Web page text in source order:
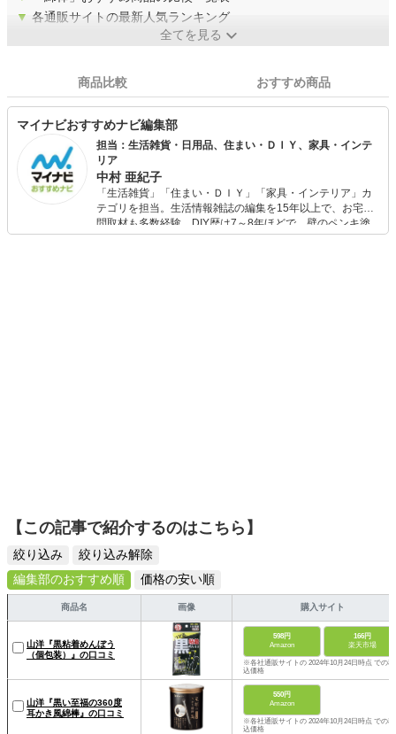
▼ 各通販サイトの最新人気ランキング
全てを見る
商品比較 おすすめ商品
マイナビおすすめナビ編集部
担当：生活雑貨・日用品、住まい・ＤＩＹ、家具・インテ
リア
中村 亜紀子
「生活雑貨」「住まい・ＤＩＹ」「家具・インテリア」カ
テゴリを担当。生活情報雑誌の編集を15年以上で、お宅訪
問取材も多数経験。DIY歴は7～8年ほどで、壁のペンキ塗
りや壁紙チェンジなどもチャレンジ済み。初心者でもモノ
【この記事で紹介するのはこちら】
絞り込み
絞り込み解除
編集部のおすすめ順
価格の安い順
商品名 画像 購入サイト
山洋『黒粘着めんぼう
（個包装）』の口コミ
598円
Amazon
166円
楽天市場
※各社通販サイトの 2024年10月24日時点 での税
込価格
山洋『黒い至福の360度
耳かき風綿棒』の口コミ
550円
Amazon
※各社通販サイトの 2024年10月24日時点 での税
込価格